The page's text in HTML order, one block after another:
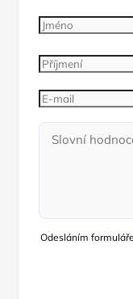
Odesláním